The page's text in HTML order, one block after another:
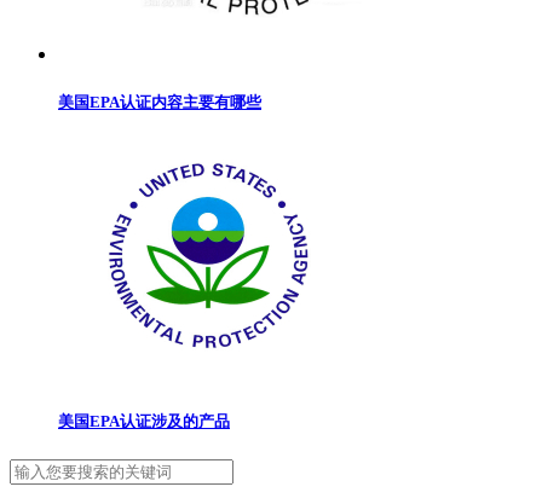
美国EPA认证内容主要有哪些
美国EPA认证涉及的产品